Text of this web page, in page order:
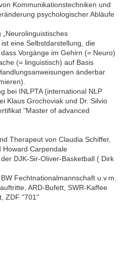
Kommunikationstechniken und
psychologischer Abläufe
„Neurolinguistisches
eine Selbstdarstellung, die
Vorgänge im Gehirn (= Neuro)
(= linguistisch) auf Basis
änderbar
bei INLPTA (international NLP
Klaus Grochoviak und Dr. Silvio
"Master of advanced
Therapeut von Claudia Schiffer,
Howard Carpendale
DJK-Sir-Oliver-Basketball ( Dirk
Fechtnationalmannschaft u.v.m.
ARD-Bufett, SWR-Kaffee
ZDF "701"